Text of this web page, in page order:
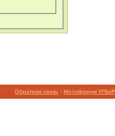
Обратная связь - Мотофорум